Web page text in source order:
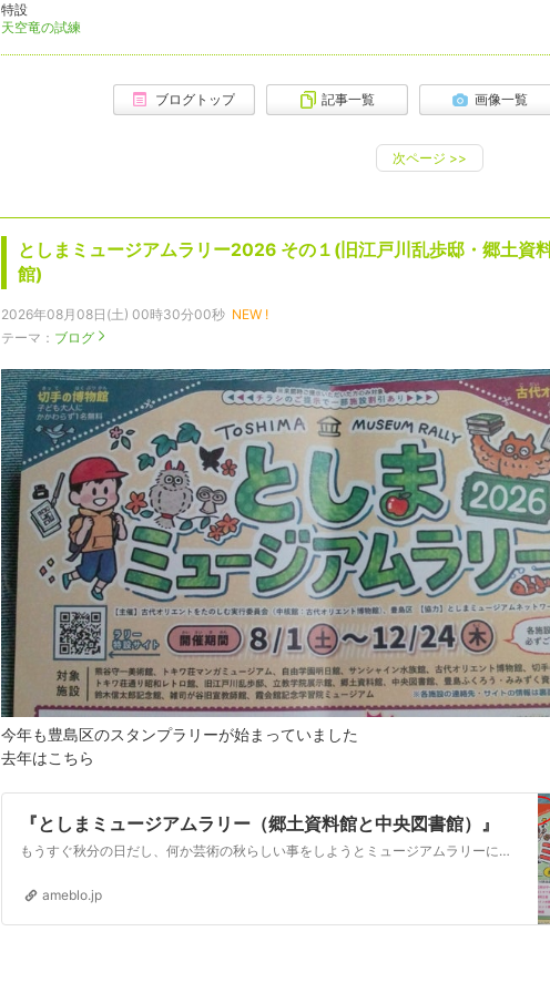
特設
天空竜の試練
ブログトップ 記事一覧 画像一覧
次ページ >>
としまミュージアムラリー2026 その１(旧江戸川乱歩邸・郷土資
館)
2026年08月08日(土) 00時30分00秒 NEW !
テーマ： ブログ
今年も豊島区のスタンプラリーが始まっていました
去年はこちら
『としまミュージアムラリー（郷土資料館と中央図書館）』
もうすぐ秋分の日だし、何か芸術の秋らしい事をしようとミュージアムラリーに参加してきました期間は12/24までで、２施設のスタンプでノートとシールが、１２施設で…
ameblo.jp